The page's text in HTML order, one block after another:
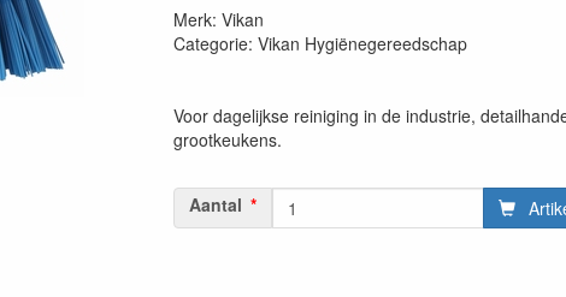
Merk: Vikan
Categorie: Vikan Hygiënegereedschap
Voor dagelijkse reiniging in de industrie,
grootkeukens.
Aantal